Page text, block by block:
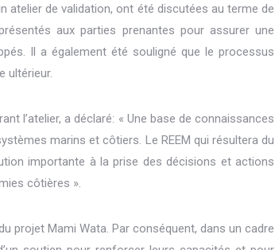
atelier de validation, ont été discutées au terme de
aux parties prenantes pour assurer une
Il a également été souligné que le processus
ultérieur.
l’atelier, a déclaré: « Une base de connaissances
marins et côtiers. Le REEM qui résultera du
importante à la prise des décisions et actions
côtières ».
projet Mami Wata. Par conséquent, dans un cadre